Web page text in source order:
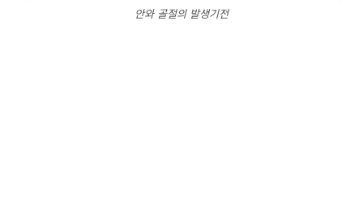
안와 골절의 발생기전